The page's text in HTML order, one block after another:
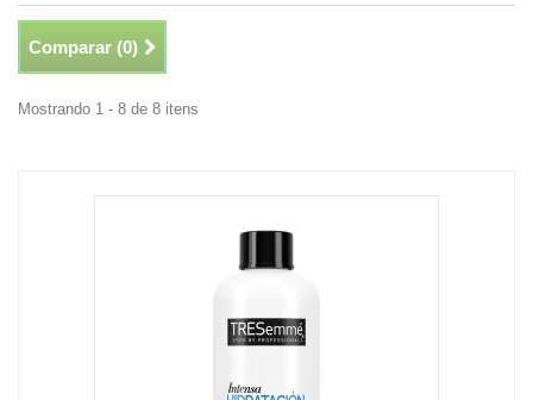
Comparar (0)
Mostrando 1 - 8 de 8 itens